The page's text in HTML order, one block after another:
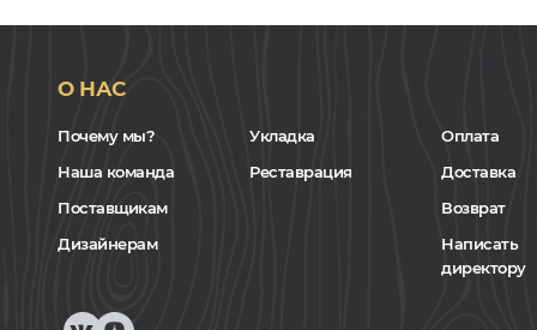
О НАС
Почему мы?
Наша команда
Поставщикам
Дизайнерам
Укладка
Реставрация
Оплата
Доставка
Возврат
Написать
директору